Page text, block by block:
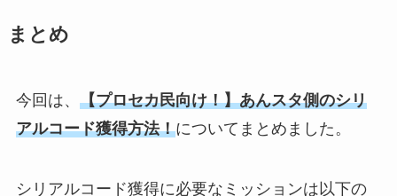
まとめ
今回は、 【プロセカ民向け！】あんスタ側のシリ
アルコード獲得方法！についてまとめました。
シリアルコード獲得に必要なミッションは以下の